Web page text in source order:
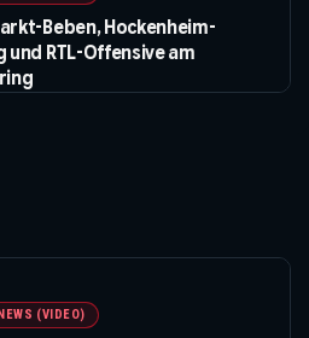
Beben, Hockenheim-
und RTL-Offensive am
(VIDEO)